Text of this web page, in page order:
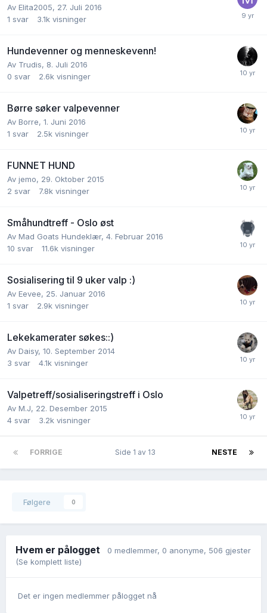
Av Elita2005, 27. Juli 2016
1 svar 3.1k visninger
Hundevenner og menneskevenn!
Av Trudis, 8. Juli 2016
0 svar 2.6k visninger
Børre søker valpevenner
Av Borre, 1. Juni 2016
1 svar 2.5k visninger
FUNNET HUND
Av jemo, 29. Oktober 2015
2 svar 7.8k visninger
Småhundtreff - Oslo øst
Av Mad Goats Hundeklær, 4. Februar 2016
10 svar 11.6k visninger
Sosialisering til 9 uker valp :)
Av Eevee, 25. Januar 2016
1 svar 2.9k visninger
Lekekamerater søkes::)
Av Daisy, 10. September 2014
3 svar 4.1k visninger
Valpetreff/sosialiseringstreff i Oslo
Av M.J, 22. Desember 2015
4 svar 3.2k visninger
FORRIGE NESTE
Side 1 av 13
Følgere 0
Hvem er pålogget 0 medlemmer, 0 anonyme, 506 gjester
(Se komplett liste)
Det er ingen medlemmer pålogget nå